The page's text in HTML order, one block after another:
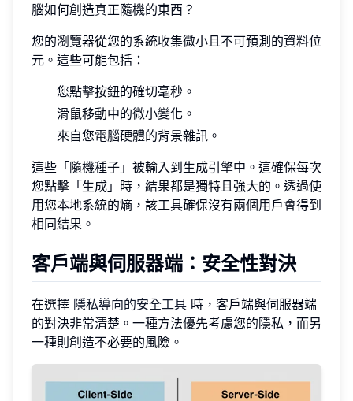
腦如何創造真正隨機的東西？
您的瀏覽器從您的系統收集微小且不可預測的資料位
元。這些可能包括：
您點擊按鈕的確切毫秒。
滑鼠移動中的微小變化。
來自您電腦硬體的背景雜訊。
這些「隨機種子」被輸入到生成引擎中。這確保每次
您點擊「生成」時，結果都是獨特且強大的。透過使
用您本地系統的熵，該工具確保沒有兩個用戶會得到
相同結果。
客戶端與伺服器端：安全性對決
在選擇 隱私導向的安全工具 時，客戶端與伺服器端
的對決非常清楚。一種方法優先考慮您的隱私，而另
一種則創造不必要的風險。